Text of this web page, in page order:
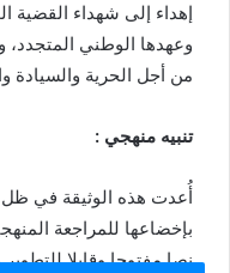
إهداء إلى شهداء القضية
وعهدها الوطني
من أجل الحرية والسيادة
تنبيه منهجي :
أُعدت هذه الوثيقة في
بإخضاعها للمراجعة
نصا مفتوحا وقابلا